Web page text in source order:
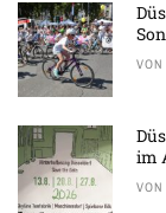
VON
im
VON